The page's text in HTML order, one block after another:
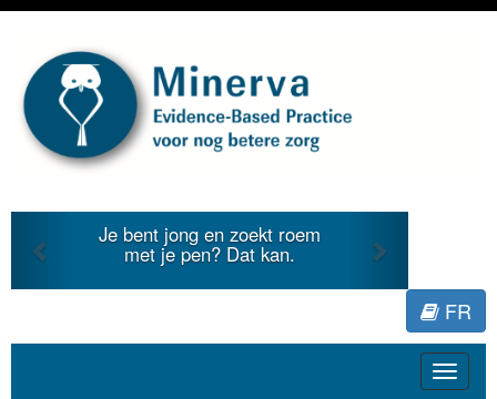
Je bent jong en zoekt roem
met je pen? Dat kan.
Previous
FR
Toggle